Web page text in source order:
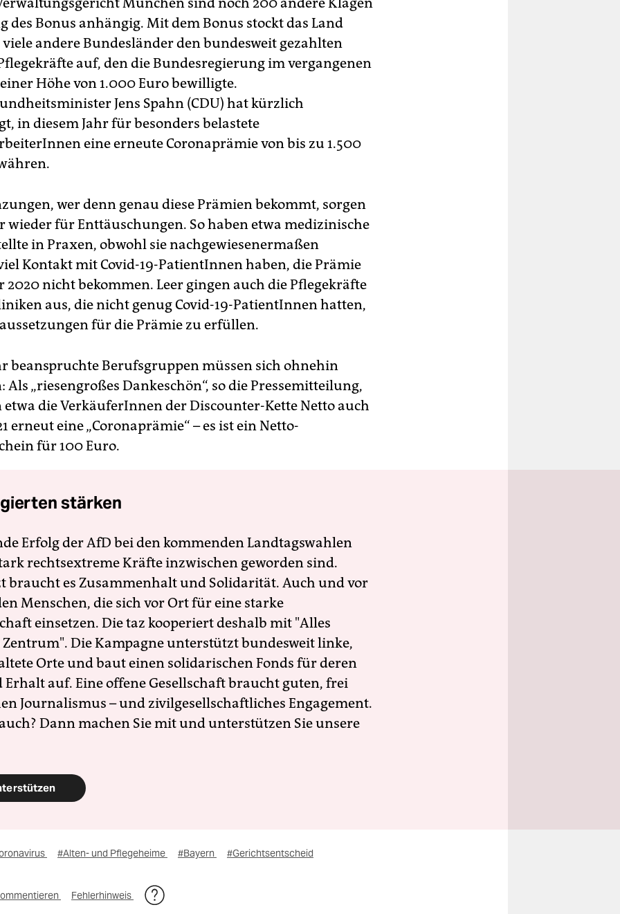
des Bonus anhängig. Mit dem Bonus stockt das Land
andere Bundesländer den bundesweit gezahlten
auf, den die Bundesregierung im vergangenen
Höhe von 1.000 Euro bewilligte.
Jens Spahn (CDU) hat kürzlich
in diesem Jahr für besonders belastete
eine erneute Coronaprämie von bis zu 1.500
wer denn genau diese Prämien bekommt, sorgen
wieder für Enttäuschungen. So haben etwa medizinische
in Praxen, obwohl sie nachgewiesenermaßen
Kontakt mit Covid-19-PatientInnen haben, die Prämie
2020 nicht bekommen. Leer gingen auch die Pflegekräfte
aus, die nicht genug Covid-19-PatientInnen hatten,
für die Prämie zu erfüllen.
beanspruchte Berufsgruppen müssen sich ohnehin
Als „riesengroßes Dankeschön“, so die Pressemitteilung,
etwa die VerkäuferInnen der Discounter-Kette Netto auch
erneut eine „Corona­prämie“ – es ist ein Netto-
für 100 Euro.
stärken
Erfolg der AfD bei den kommenden Landtagswahlen
rechtsextreme Kräfte inzwischen geworden sind.
braucht es Zusammenhalt und Solidarität. Auch und vor
Menschen, die sich vor Ort für eine starke
einsetzen. Die taz kooperiert deshalb mit "Alles
Die Kampagne unterstützt bundesweit linke,
Orte und baut einen solidarischen Fonds für deren
Erhalt auf. Eine offene Gesellschaft braucht guten, frei
Journalismus – und zivilgesellschaftliches Engagement.
Dann machen Sie mit und unterstützen Sie unsere
#Alten- und Pflegeheime #Bayern #Gerichtsentscheid
Fehlerhinweis